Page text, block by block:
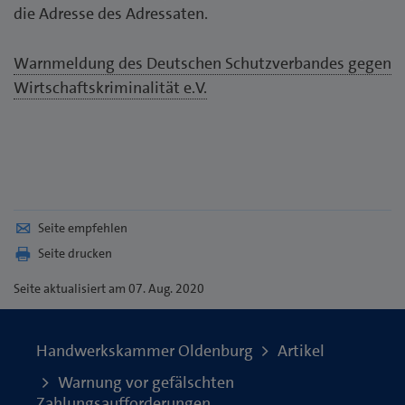
die Adresse des Adressaten.
Warnmeldung des Deutschen Schutzverbandes gegen
Wirtschaftskriminalität e.V.
Seite empfehlen
Seite drucken
Seiteaktualisiert am 07. Aug. 2020
Handwerkskammer Oldenburg
Artikel
Warnung vor gefälschten